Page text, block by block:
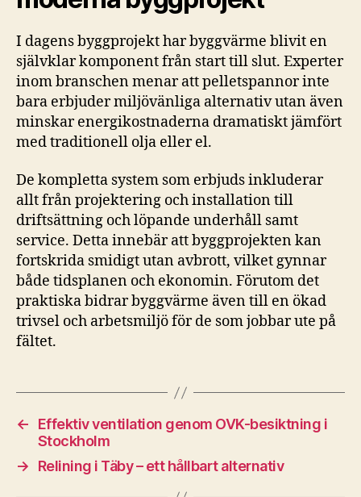
I dagens byggprojekt har byggvärme blivit en
självklar komponent från start till slut. Experter
inom branschen menar att pelletspannor inte
bara erbjuder miljövänliga alternativ utan även
minskar energikostnaderna dramatiskt jämfört
med traditionell olja eller el.
De kompletta system som erbjuds inkluderar
allt från projektering och installation till
driftsättning och löpande underhåll samt
service. Detta innebär att byggprojekten kan
fortskrida smidigt utan avbrott, vilket gynnar
både tidsplanen och ekonomin. Förutom det
praktiska bidrar byggvärme även till en ökad
trivsel och arbetsmiljö för de som jobbar ute på
fältet.
←
Effektiv ventilation genom OVK-besiktning i
Stockholm
→
Relining i Täby – ett hållbart alternativ